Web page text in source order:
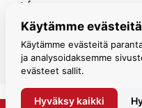
Info
Espoon myymälä
Käytämme evästeitä
Käytämme evästeitä
ja analysoidaksemme
evästeet sallit.
Hyväksy kaikki